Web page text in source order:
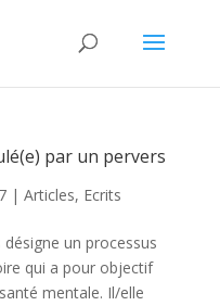
par un pervers
| Articles, Ecrits
un processus
qui a pour objectif
mentale. Il/elle